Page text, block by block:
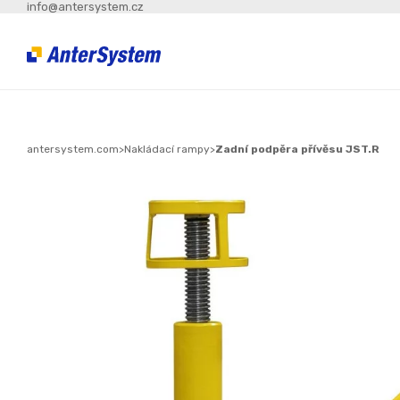
info@antersystem.cz
antersystem.com>Nakládací rampy>Zadní podpěra přívěsu JST.R